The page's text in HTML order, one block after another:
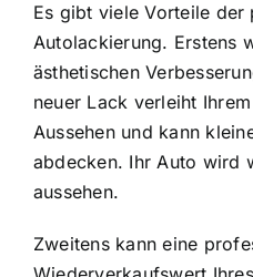
Es gibt viele Vorteile der
Autolackierung. Erstens
ästhetischen
neuer Lack verleiht
Aussehen und kann
abdecken. Ihr Auto wird
aussehen.
Zweitens kann eine